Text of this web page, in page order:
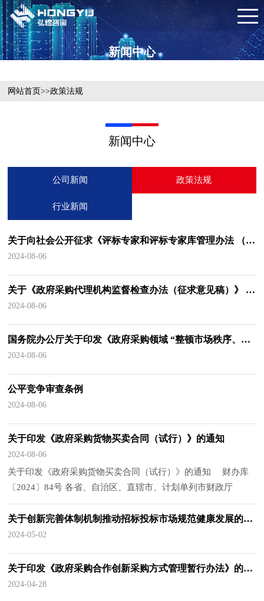
新闻中心
网站首页>>政策法规
新闻中心
公司新闻 政策法规
行业新闻
关于向社会公开征求《评标专家和评标专家库管理办法 （公开征求意见稿）》意见的公告
2024-08-06
关于《政府采购代理机构监督检查办法（征求意见稿）》 公开征求意见的通知
2024-08-06
国务院办公厅关于印发《政府采购领域 “整顿市场秩序、建设法规体系、促进产业发展” 三年行动方案（2024—2026年）》的通知
2024-08-06
公平竞争审查条例
2024-08-06
关于印发《政府采购货物买卖合同（试行）》的通知
2024-08-06
关于印发《政府采购货物买卖合同（试行）》的通知 财办库
〔2024〕84号 各省、自治区、直辖市、计划单列市财政厅
（局），新疆生产建设兵团财政局，各中央预算单位办公厅
（室），有关集中采购机构： 为推进政府采购标准化建
设，规范政府采购合同签订行为，财政部制定了《政府采购货物
物买卖合同（试行）》电子版，请登录中国政府采购网
（www.ccgp.gov.cn）下载。 附件：政府采购货物买卖合同
关于创新完善体制机制推动招标投标市场规范健康发展的意见
2024-05-02
关于印发《政府采购合作创新采购方式管理暂行办法》的通知
2024-04-28